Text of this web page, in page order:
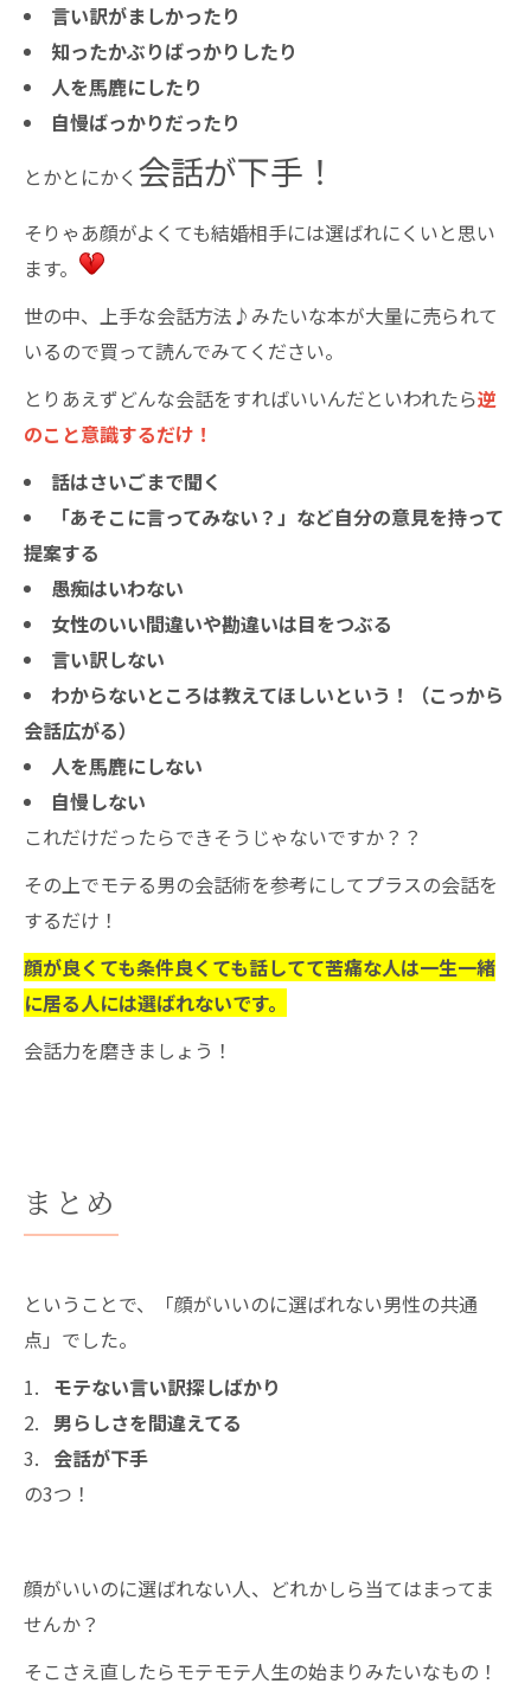
言い訳がましかったり
知ったかぶりばっかりしたり
人を馬鹿にしたり
自慢ばっかりだったり
とかとにかく 会話が下手！
そりゃあ顔がよくても結婚相手には選ばれにくいと思い
ます。
世の中、上手な会話方法♪みたいな本が大量に売られて
いるので買って読んでみてください。
とりあえずどんな会話をすればいいんだといわれたら逆
のこと意識するだけ！
話はさいごまで聞く
「あそこに言ってみない？」など自分の意見を持って
提案する
愚痴はいわない
女性のいい間違いや勘違いは目をつぶる
言い訳しない
わからないところは教えてほしいという！（こっから
会話広がる）
人を馬鹿にしない
自慢しない
これだけだったらできそうじゃないですか？？
その上でモテる男の会話術を参考にしてプラスの会話を
するだけ！
顔が良くても条件良くても話してて苦痛な人は一生一緒
に居る人には選ばれないです。
会話力を磨きましょう！
まとめ
ということで、「顔がいいのに選ばれない男性の共通
点」でした。
モテない言い訳探しばかり
男らしさを間違えてる
会話が下手
の3つ！
顔がいいのに選ばれない人、どれかしら当てはまってま
せんか？
そこさえ直したらモテモテ人生の始まりみたいなもの！